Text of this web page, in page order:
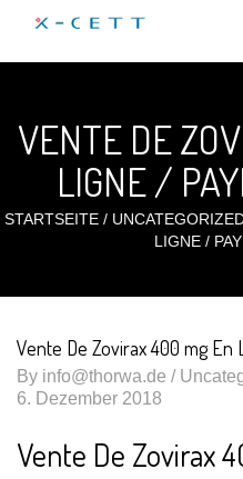
VENTE DE
LIGNE /
STARTSEITE/
LIGNE /
Vente De Zovirax 400 mg
By info@thorwa.de /
6. Dezember 2018
Vente De Zovirax